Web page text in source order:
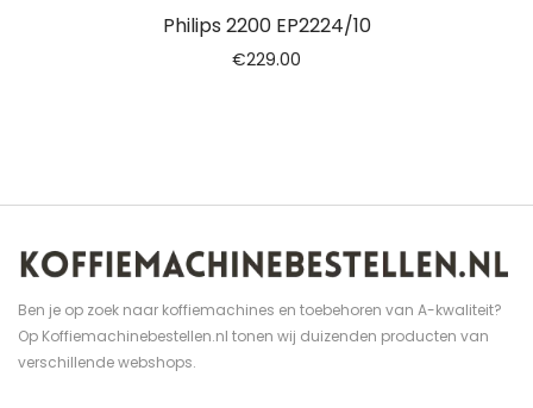
Philips 2200 EP2224/10
€229.00
Ben je op zoek naar koffiemachines en toebehoren van A-kwaliteit?
Op Koffiemachinebestellen.nl tonen wij duizenden producten van
verschillende webshops.